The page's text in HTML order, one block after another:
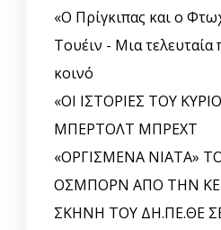
«Ο Πρίγκιπας και ο
Τουέιν - Μια τελευταία
κοινό
«ΟΙ ΙΣΤΟΡΙΕΣ ΤΟΥ
ΜΠΕΡΤΟΛΤ ΜΠΡΕΧΤ
«ΟΡΓΙΣΜΕΝΑ ΝΙΑΤΑ»
ΟΣΜΠΟΡΝ ΑΠΟ ΤΗΝ
ΣΚΗΝΗ ΤΟΥ ΔΗ.ΠΕ.ΘΕ